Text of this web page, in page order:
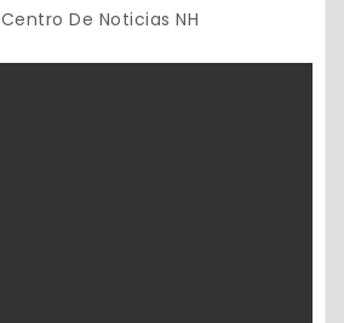
Centro De Noticias NH